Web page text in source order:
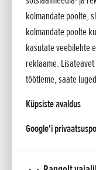
kolmandate poolte,
kolmandate poolte
kasutate veebilehte
reklaame.
töötleme, saate
Küpsiste avaldus
Google'i
1906-1947
1948-1957
1958-1967
1968-1977
1978-1987
1988-1997
2002-2005